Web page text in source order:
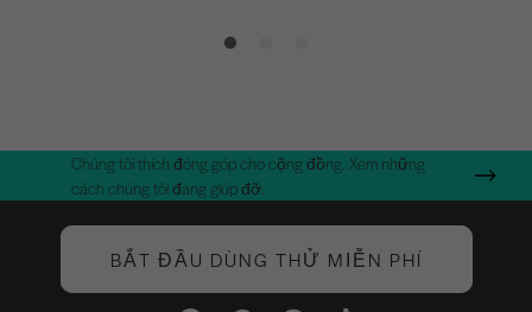
Chúng tôi thích đóng góp cho cộng đồng. Xem những
cách chúng tôi đang giúp đỡ.
BẮT ĐẦU DÙNG THỬ MIỄN PHÍ